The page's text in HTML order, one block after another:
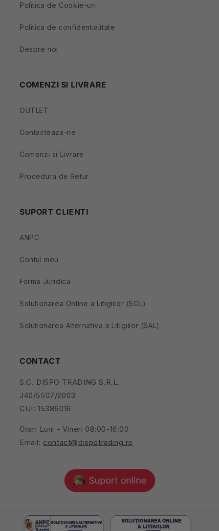
Politica de Cookie-uri
Politica de confidentialitate
Despre noi
COMENZI SI LIVRARE
OUTLET
Contacteaza-ne
Comenzi si Livrare
Procedura de Retur
SUPORT CLIENTI
ANPC
Contul meu
Forma Juridica
Solutionarea Online a Litigiilor (SOL)
Solutionarea Alternativa a Litigiilor (SAL)
CONTACT
S.C. DISPO TRADING S.R.L.
J40/5507/2003
CUI: 15386016
Orar: Luni - Vineri 08:00-16:00
Email: contact@dispotrading.ro